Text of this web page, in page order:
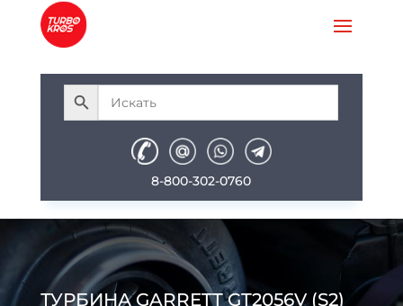
8-800-302-0760
ТУРБИНА GARRETT GT2056V (S2)